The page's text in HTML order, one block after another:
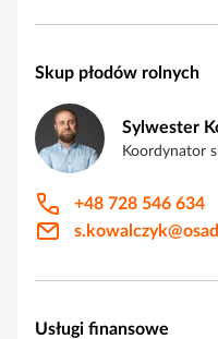
Skup płodów rolnych
Sylwester
Koordynator
+48 728 546 634
Usługi finansowe